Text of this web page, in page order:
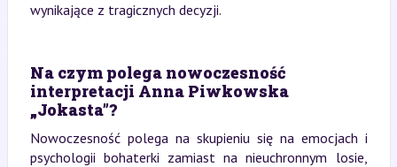
wynikające z tragicznych decyzji.
Na czym polega nowoczesność
interpretacji Anna Piwkowska
„Jokasta”?
Nowoczesność polega na skupieniu się na emocjach i
psychologii bohaterki zamiast na nieuchronnym losie,